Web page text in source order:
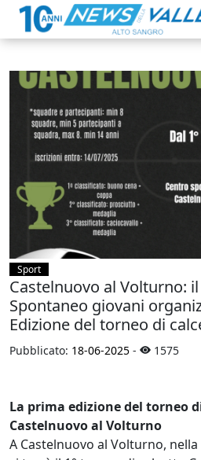
Sport
Castelnuovo al Volturno:
Spontaneo giovani
Edizione del torneo di
Pubblicato: 18-06-2025 - 1575
La prima edizione del torneo
Castelnuovo al Volturno
A Castelnuovo al Volturno,